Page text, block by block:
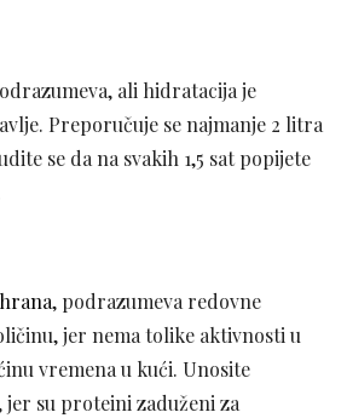
ali hidratacija je
Preporučuje se najmanje 2 litra
se da na svakih 1,5 sat popijete
, podrazumeva redovne
jer nema tolike aktivnosti u
vremena u kući. Unosite
su proteini zaduženi za